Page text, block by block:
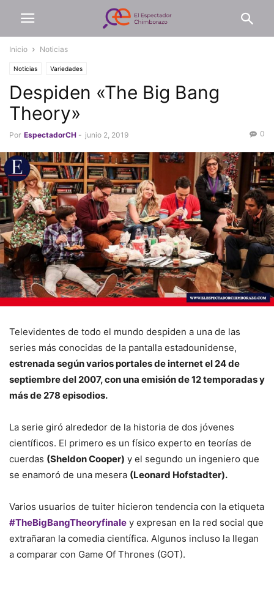
Inicio Noticias
Noticias Variedades
Despiden «The Big Bang
Theory»
Por EspectadorCH - junio 2, 2019 0
Televidentes de todo el mundo despiden a una de las
series más conocidas de la pantalla estadounidense,
estrenada según varios portales de internet el 24 de
septiembre del 2007, con una emisión de 12 temporadas y
más de 278 episodios.
La serie giró alrededor de la historia de dos jóvenes
científicos. El primero es un físico experto en teorías de
cuerdas (Sheldon Cooper) y el segundo un ingeniero que
se enamoró de una mesera (Leonard Hofstadter).
Varios usuarios de tuiter hicieron tendencia con la etiqueta
#TheBigBangTheoryfinale y expresan en la red social que
extrañaran la comedia científica. Algunos incluso la llegan
a comparar con Game Of Thrones (GOT).